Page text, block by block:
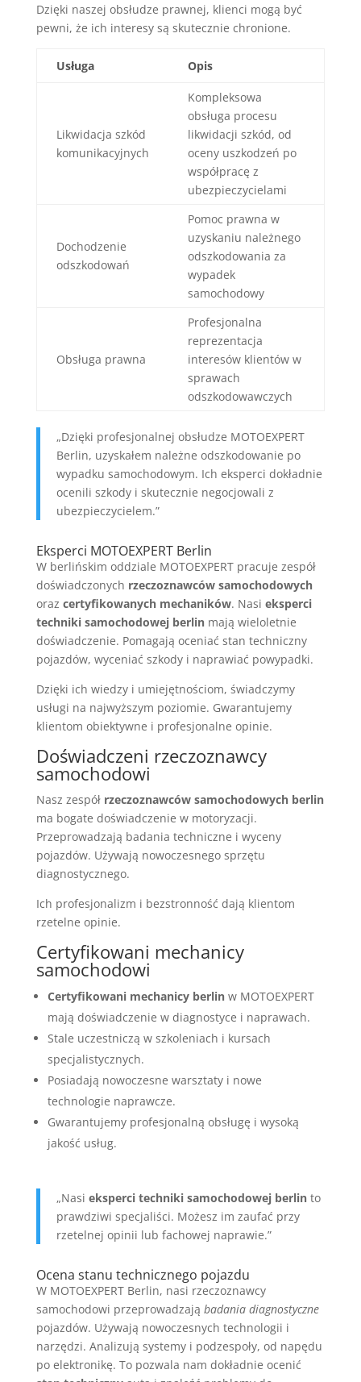
Dzięki naszej obsłudze prawnej, klienci mogą być
pewni, że ich interesy są skutecznie chronione.
Usługa Opis
Likwidacja szkód
komunikacyjnych
Kompleksowa
obsługa procesu
likwidacji szkód, od
oceny uszkodzeń po
współpracę z
ubezpieczycielami
Dochodzenie
odszkodowań
Pomoc prawna w
uzyskaniu należnego
odszkodowania za
wypadek
samochodowy
Obsługa prawna
Profesjonalna
reprezentacja
interesów klientów w
sprawach
odszkodowawczych
„Dzięki profesjonalnej obsłudze MOTOEXPERT
Berlin, uzyskałem należne odszkodowanie po
wypadku samochodowym. Ich eksperci dokładnie
ocenili szkody i skutecznie negocjowali z
ubezpieczycielem.”
Eksperci MOTOEXPERT Berlin
W berlińskim oddziale MOTOEXPERT pracuje zespół
doświadczonych rzeczoznawców samochodowych
oraz certyfikowanych mechaników. Nasi eksperci
techniki samochodowej berlinmają wieloletnie
doświadczenie. Pomagają oceniać stan techniczny
pojazdów, wyceniać szkody i naprawiać powypadki.
Dzięki ich wiedzy i umiejętnościom, świadczymy
usługi na najwyższym poziomie. Gwarantujemy
klientom obiektywne i profesjonalne opinie.
Doświadczeni rzeczoznawcy
samochodowi
Nasz zespół rzeczoznawców samochodowych berlin
ma bogate doświadczenie w motoryzacji.
Przeprowadzają badania techniczne i wyceny
pojazdów. Używają nowoczesnego sprzętu
diagnostycznego.
Ich profesjonalizm i bezstronność dają klientom
rzetelne opinie.
Certyfikowani mechanicy
samochodowi
Certyfikowani mechanicy berlinw MOTOEXPERT
mają doświadczenie w diagnostyce i naprawach.
Stale uczestniczą w szkoleniach i kursach
specjalistycznych.
Posiadają nowoczesne warsztaty i nowe
technologie naprawcze.
Gwarantujemy profesjonalną obsługę i wysoką
jakość usług.
„Nasi eksperci techniki samochodowej berlinto
prawdziwi specjaliści. Możesz im zaufać przy
rzetelnej opinii lub fachowej naprawie.”
Ocena stanu technicznego pojazdu
W MOTOEXPERT Berlin, nasi rzeczoznawcy
samochodowi przeprowadzają badania diagnostyczne
pojazdów. Używają nowoczesnych technologii i
narzędzi. Analizują systemy i podzespoły, od napędu
po elektronikę. To pozwala nam dokładnie ocenić